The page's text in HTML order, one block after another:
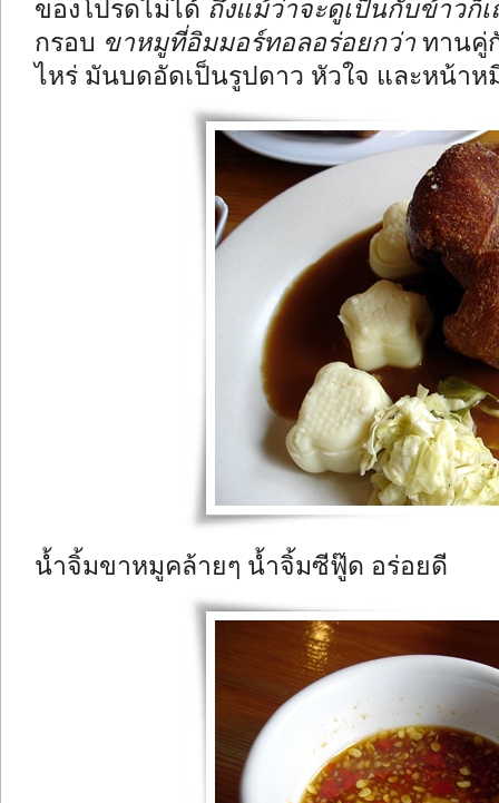
ของโปรดไม่ได้ ถึงแม้ว่าจะดูเป็นกับข้าวก็เ
กรอบ ขาหมูที่อิมมอร์ทอลอร่อยกว่า ทานคู่
ไหร่ มันบดอัดเป็นรูปดาว หัวใจ และหน้า
น้ำจิ้มขาหมูคล้ายๆ น้ำจิ้มซีฟู๊ด อร่อยดี